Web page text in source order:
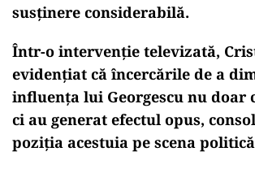
susținere considerabilă.
Într-o intervenție televizată,
evidențiat că încercările de a
influența lui Georgescu nu doar
ci au generat efectul opus,
poziția acestuia pe scena